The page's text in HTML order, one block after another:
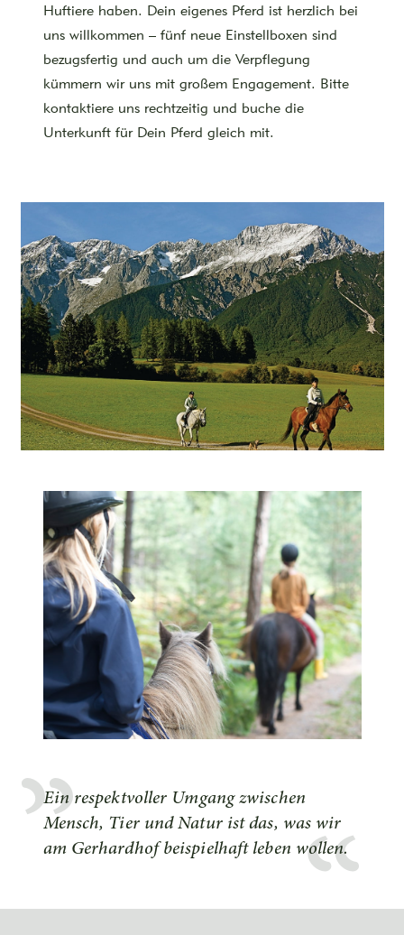
Huftiere haben. Dein eigenes Pferd ist herzlich bei
uns willkommen – fünf neue Einstellboxen sind
bezugsfertig und auch um die Verpflegung
kümmern wir uns mit großem Engagement. Bitte
kontaktiere uns rechtzeitig und buche die
Unterkunft für Dein Pferd gleich mit.
Ein respektvoller Umgang zwischen
Mensch, Tier und Natur ist das, was wir
am Gerhardhof beispielhaft leben wollen.